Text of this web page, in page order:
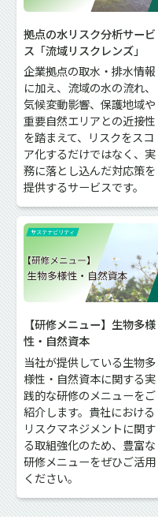
拠点の水リスク分析サービ
ス「流域リスクレンズ」
企業拠点の取水・排水情報
に加え、流域の水の流れ、
気候変動影響、保護地域や
重要自然エリアとの近接性
を踏まえて、リスクをスコ
ア化するだけではなく、実
務に落とし込んだ対応策を
提供するサービスです。
【研修メニュー】生物多様
性・自然資本
当社が提供している生物多
様性・自然資本に関する実
践的な研修のメニューをご
紹介します。貴社における
リスクマネジメントに関す
る取組強化のため、豊富な
研修メニューをぜひご活用
ください。